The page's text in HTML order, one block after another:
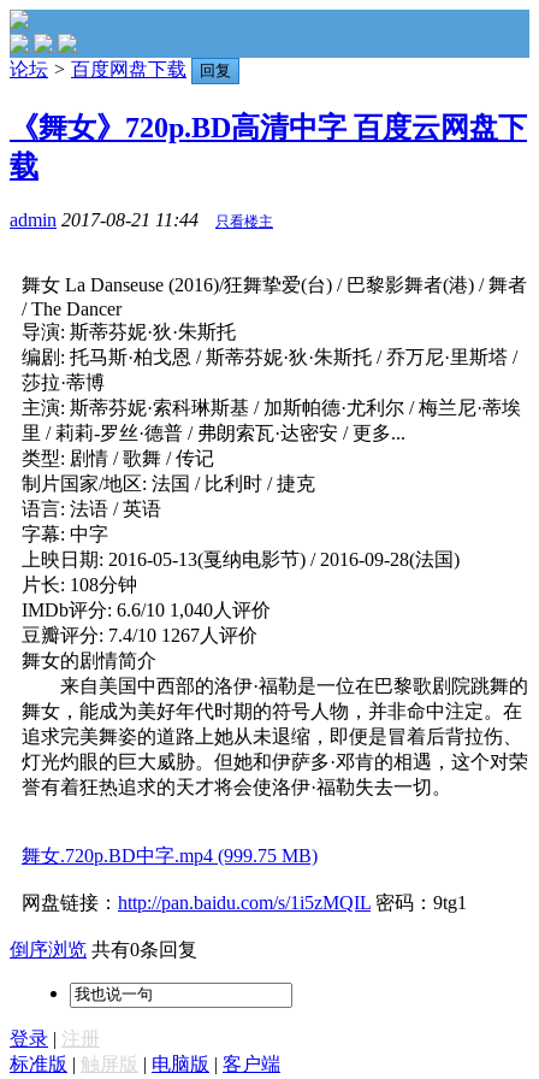
论坛 > 百度网盘下载 回复
《舞女》720p.BD高清中字 百度云网盘下
载
admin 2017-08-21 11:44 只看楼主
舞女 La Danseuse (2016)/狂舞挚爱(台) / 巴黎影舞者(港) / 舞者
/ The Dancer
导演: 斯蒂芬妮·狄·朱斯托
编剧: 托马斯·柏戈恩 / 斯蒂芬妮·狄·朱斯托 / 乔万尼·里斯塔 /
莎拉·蒂博
主演: 斯蒂芬妮·索科琳斯基 / 加斯帕德·尤利尔 / 梅兰尼·蒂埃
里 / 莉莉-罗丝·德普 / 弗朗索瓦·达密安 / 更多...
类型: 剧情 / 歌舞 / 传记
制片国家/地区: 法国 / 比利时 / 捷克
语言: 法语 / 英语
字幕: 中字
上映日期: 2016-05-13(戛纳电影节) / 2016-09-28(法国)
片长: 108分钟
IMDb评分: 6.6/10 1,040人评价
豆瓣评分: 7.4/10 1267人评价
舞女的剧情简介
来自美国中西部的洛伊·福勒是一位在巴黎歌剧院跳舞的
舞女，能成为美好年代时期的符号人物，并非命中注定。在
追求完美舞姿的道路上她从未退缩，即便是冒着后背拉伤、
灯光灼眼的巨大威胁。但她和伊萨多·邓肯的相遇，这个对荣
誉有着狂热追求的天才将会使洛伊·福勒失去一切。
舞女.720p.BD中字.mp4 (999.75 MB)
网盘链接： http://pan.baidu.com/s/1i5zMQIL 密码：9tg1
倒序浏览 共有0条回复
登录 | 注册
标准版 | 触屏版 | 电脑版 | 客户端